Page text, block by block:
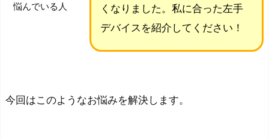
悩んでいる人
くなりました。私に合った左手
デバイスを紹介してください！
今回はこのようなお悩みを解決します。